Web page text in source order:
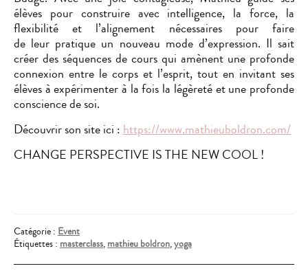
élèves pour construire avec intelligence, la force, la
flexibilité et l’alignement nécessaires pour faire
de leur pratique un nouveau mode d’expression. Il sait
créer des séquences de cours qui amènent une profonde
connexion entre le corps et l’esprit, tout en invitant ses
élèves à expérimenter à la fois la légèreté et une profonde
conscience de soi.
Découvrir son site ici : https://www.mathieuboldron.com/
CHANGE PERSPECTIVE IS THE NEW COOL !
Catégorie : Event
Étiquettes : masterclass, mathieu boldron,yoga